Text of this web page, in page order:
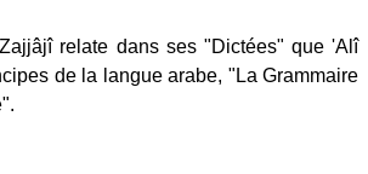
relate dans ses "Dictées" que 'Alî
de la langue arabe, "La Grammaire